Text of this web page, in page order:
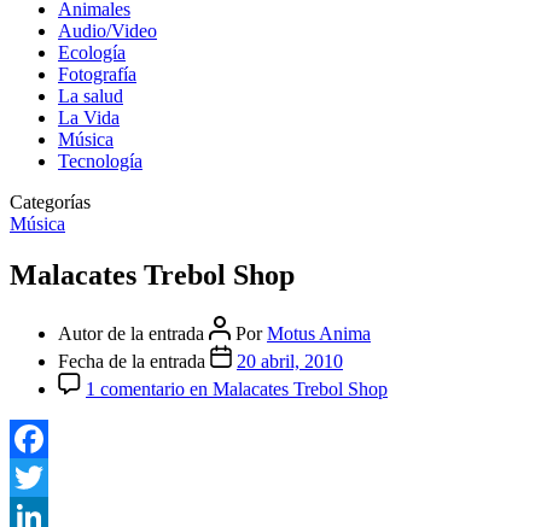
Animales
Audio/Video
Ecología
Fotografía
La salud
La Vida
Música
Tecnología
Categorías
Música
Malacates Trebol Shop
Autor de la entrada PorMotus Anima
Fecha de la entrada
20 abril, 2010
1 comentario en Malacates Trebol Shop
Facebook
Twitter